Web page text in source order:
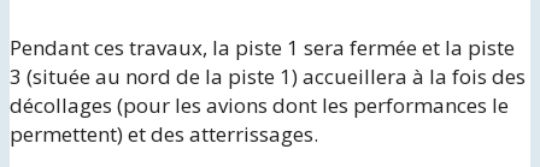
Pendant ces travaux, la piste 1 sera fermée et la piste
3 (située au nord de la piste 1) accueillera à la fois des
décollages (pour les avions dont les performances le
permettent) et des atterrissages.